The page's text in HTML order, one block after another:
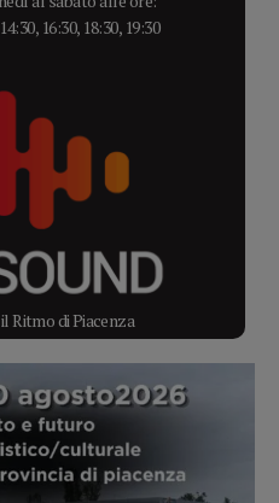
16:30, 18:30, 19:30
Ritmo di Piacenza